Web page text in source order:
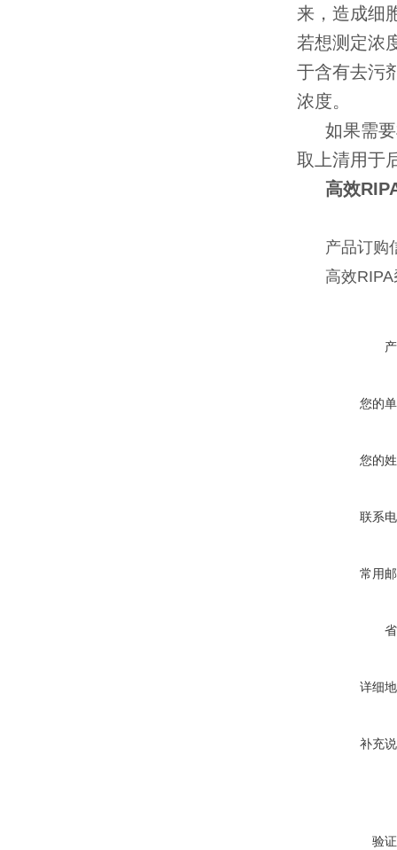
来，造成细
若想测定浓
于含有去污
浓度。
如果需
取上清用于
高效
产品订购
高效
您的
您的
联系
常用
详细
补充
验